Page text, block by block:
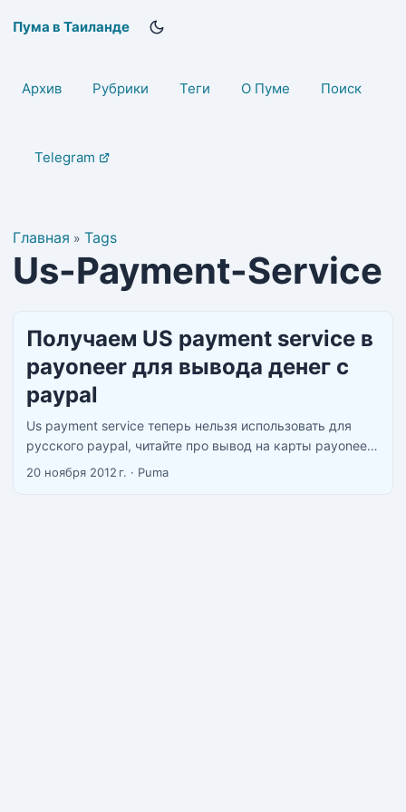
Пума в Таиланде
Архив Рубрики Теги О Пуме Поиск
Telegram
Главная » Tags
Us-Payment-Service
Получаем US payment service в
payoneer для вывода денег с
paypal
Us payment service теперь нельзя использовать для
русского paypal, читайте про вывод на карты payoneer
тут https://upworkest.ru/vyvod-deneg-na-kartu-payoneer-
20 ноября 2012 г. · Puma